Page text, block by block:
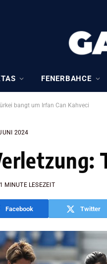
FENERBAHCE
bangt um Irfan Can Kahveci
2024
1 MINUTE LESEZEIT
Facebook Twitter